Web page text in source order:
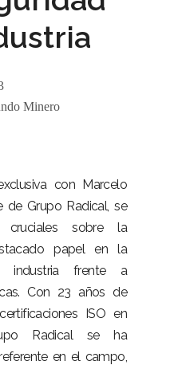
Minero
con Marcelo
de Grupo Radical, se
cruciales sobre la
papel en la
industria frente a
Con 23 años de
ISO en
Radical se ha
en el campo,